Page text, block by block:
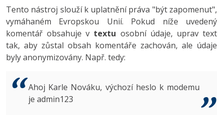
UML a návrhové vzory
React
Spring
ASP.NET MVC
HTML / CSS
UML a návrhové vzory
MySQL/MariaDB
MS-SQL
Tester
Systémový administrátor
3D grafik
Swift -80%
Kotlin -80%
VB.NET
SEO
UX
Business
Copywriting
Adobe XD
Adobe InDesign -25%
Adobe After Effects
Inkscape
Tento nástroj slouží k uplatnění práva "být zapomenut",
vymáhaném Evropskou Unií. Pokud níže uvedený
komentář obsahuje v textu osobní údaje, uprav text
tak, aby zůstal obsah komentáře zachován, ale údaje
byly anonymizovány. Např. tedy:
Ahoj Karle Nováku, výchozí heslo k modemu
je admin123